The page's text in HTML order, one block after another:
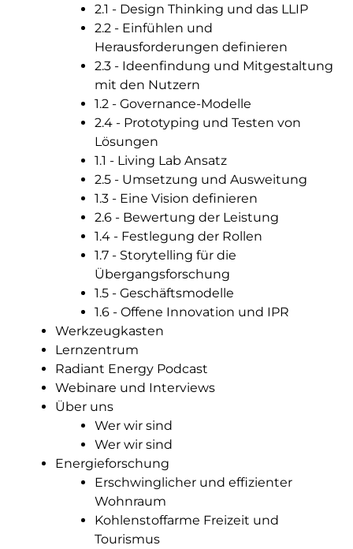
2.1 - Design Thinking und das LLIP
2.2 - Einfühlen und
Herausforderungen definieren
2.3 - Ideenfindung und Mitgestaltung
mit den Nutzern
1.2 - Governance-Modelle
2.4 - Prototyping und Testen von
Lösungen
1.1 - Living Lab Ansatz
2.5 - Umsetzung und Ausweitung
1.3 - Eine Vision definieren
2.6 - Bewertung der Leistung
1.4 - Festlegung der Rollen
1.7 - Storytelling für die
Übergangsforschung
1.5 - Geschäftsmodelle
1.6 - Offene Innovation und IPR
Werkzeugkasten
Lernzentrum
Radiant Energy Podcast
Webinare und Interviews
Über uns
Wer wir sind
Wer wir sind
Energieforschung
Erschwinglicher und effizienter
Wohnraum
Kohlenstoffarme Freizeit und
Tourismus